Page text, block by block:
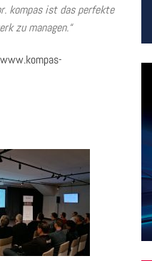
kompas ist das perfekte
zu managen.“
www.kompas-